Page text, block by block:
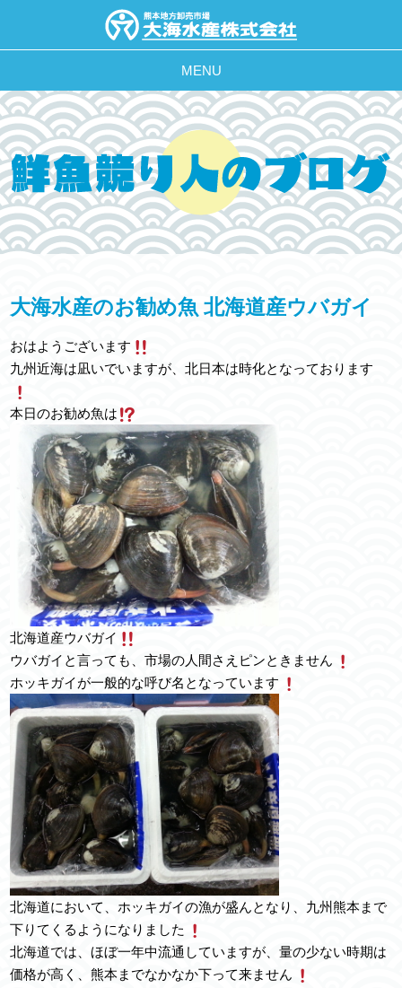
MENU
大海水産のお勧め魚 北海道産ウバガイ
おはようございます
九州近海は凪いでいますが、北日本は時化となっております
本日のお勧め魚は
北海道産ウバガイ
ウバガイと言っても、市場の人間さえピンときません
ホッキガイが一般的な呼び名となっています
北海道において、ホッキガイの漁が盛んとなり、九州熊本まで
下りてくるようになりました
北海道では、ほぼ一年中流通していますが、量の少ない時期は
価格が高く、熊本までなかなか下って来ません